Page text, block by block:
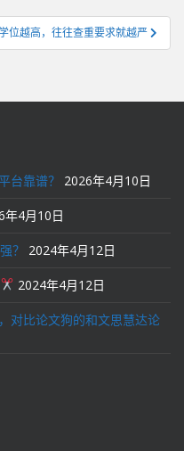
位越高，往往查重要求就越严
台靠谱？ 2026年4月10日
年4月10日
？ 2024年4月12日
2024年4月12日
对比论文狗的和文思慧达论